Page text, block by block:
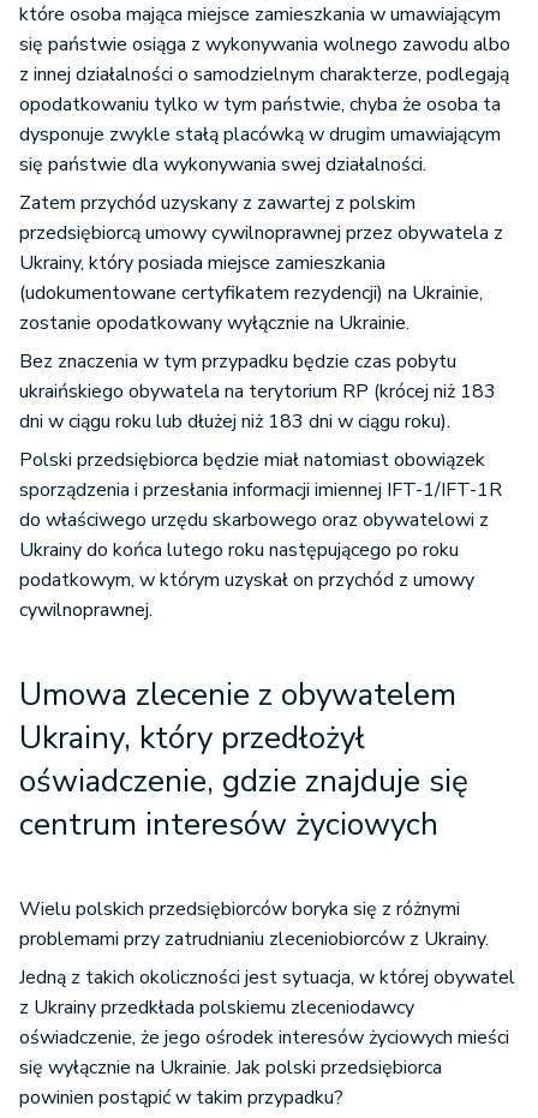
które osoba mająca miejsce zamieszkania w umawiającym
się państwie osiąga z wykonywania wolnego zawodu albo
z innej działalności o samodzielnym charakterze, podlegają
opodatkowaniu tylko w tym państwie, chyba że osoba ta
dysponuje zwykle stałą placówką w drugim umawiającym
się państwie dla wykonywania swej działalności.
Zatem przychód uzyskany z zawartej z polskim
przedsiębiorcą umowy cywilnoprawnej przez obywatela z
Ukrainy, który posiada miejsce zamieszkania
(udokumentowane certyfikatem rezydencji) na Ukrainie,
zostanie opodatkowany wyłącznie na Ukrainie.
Bez znaczenia w tym przypadku będzie czas pobytu
ukraińskiego obywatela na terytorium RP (krócej niż 183
dni w ciągu roku lub dłużej niż 183 dni w ciągu roku).
Polski przedsiębiorca będzie miał natomiast obowiązek
sporządzenia i przesłania informacji imiennej IFT-1/IFT-1R
do właściwego urzędu skarbowego oraz obywatelowi z
Ukrainy do końca lutego roku następującego po roku
podatkowym, w którym uzyskał on przychód z umowy
cywilnoprawnej.
Umowa zlecenie z obywatelem
Ukrainy, który przedłożył
oświadczenie, gdzie znajduje się
centrum interesów życiowych
Wielu polskich przedsiębiorców boryka się z różnymi
problemami przy zatrudnianiu zleceniobiorców z Ukrainy.
Jedną z takich okoliczności jest sytuacja, w której obywatel
z Ukrainy przedkłada polskiemu zleceniodawcy
oświadczenie, że jego ośrodek interesów życiowych mieści
się wyłącznie na Ukrainie. Jak polski przedsiębiorca
powinien postąpić w takim przypadku?